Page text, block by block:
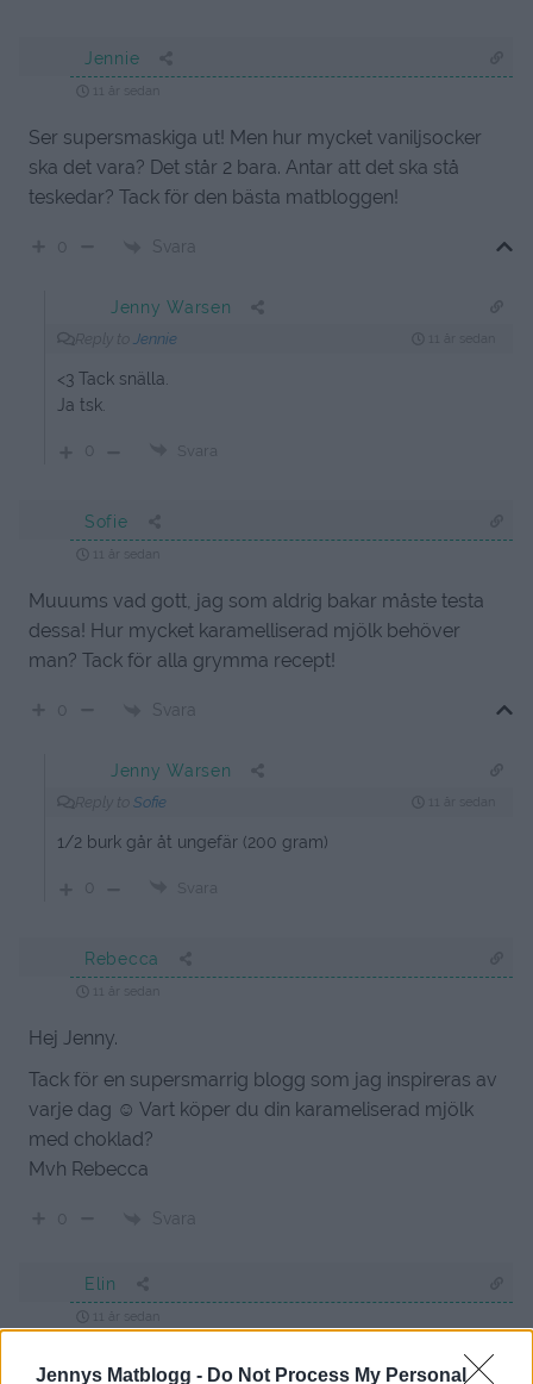
Jennys Matblogg - Do Not Process My Personal
Jennie
11 år sedan
Ser supersmaskiga ut! Men hur mycket vaniljsocker
ska det vara? Det står 2 bara. Antar att det ska stå
teskedar? Tack för den bästa matbloggen!
Svara
Jenny Warsen
Jennie
<3 Tack snälla.
Ja tsk.
Svara
Sofie
11 år sedan
Muuums vad gott, jag som aldrig bakar måste testa
dessa! Hur mycket karamelliserad mjölk behöver
man? Tack för alla grymma recept!
Svara
Jenny Warsen
Sofie
1/2 burk går åt ungefär (200 gram)
Svara
Rebecca
11 år sedan
Hej Jenny.
Tack för en supersmarrig blogg som jag inspireras av
varje dag ☺ Vart köper du din karameliserad mjölk
med choklad?
Mvh Rebecca
Svara
Elin
11 år sedan
Hej!